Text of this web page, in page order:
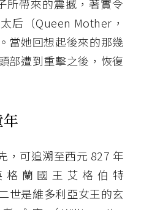
所帶來的震撼，著實令
后（Queen Mother，
當她回想起後來的那幾
部遭到重擊之後，恢復
，可追溯至西元 827 年
蘭國王艾格伯特
世是維多利亞女王的玄